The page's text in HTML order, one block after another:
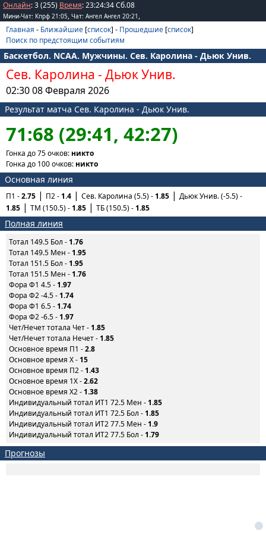
Онлайн: 3 (255) Время:23:24:34Сб.08
Мини-Чат: Кпрф 21:05, Чат: Ангел Ангел 20:21 ,
Главная - Ближайшие [список] - Прошедшие [список]
Поиск по предстоящим событиям
Баскетбол. NCAA. Мужчины. Сев. Каролина - Дьюк Унив.
Сев. Каролина - Дьюк Унив.
02:30 08 Февраля 2026
Результат матча Сев. Каролина - Дьюк Унив.
71:68 (29:41, 42:27)
Гонка до 75 очков: никто
Гонка до 100 очков: никто
Основная линия
П1 -2.75 П2 -1.4 Сев. Каролина (5.5) -1.85
Дьюк Унив. (-5.5) -
1.85
ТМ (150.5) -1.85 ТБ (150.5) -1.85
Полная линия
Тотал 149.5 Бол - 1.76
Тотал 149.5 Мен - 1.95
Тотал 151.5 Бол - 1.95
Тотал 151.5 Мен - 1.76
Фора Ф1 4.5 - 1.97
Фора Ф2 -4.5 - 1.74
Фора Ф1 6.5 - 1.74
Фора Ф2 -6.5 - 1.97
Чет/Нечет тотала Чет - 1.85
Чет/Нечет тотала Нечет - 1.85
Основное время П1 -2.8
Основное время X - 15
Основное время П2 - 1.43
Основное время 1X -2.62
Основное время X2 - 1.38
Индивидуальный тотал ИТ1 72.5 Мен - 1.85
Индивидуальный тотал ИТ1 72.5 Бол - 1.85
Индивидуальный тотал ИТ2 77.5 Мен - 1.9
Индивидуальный тотал ИТ2 77.5 Бол - 1.79
Прогнозы